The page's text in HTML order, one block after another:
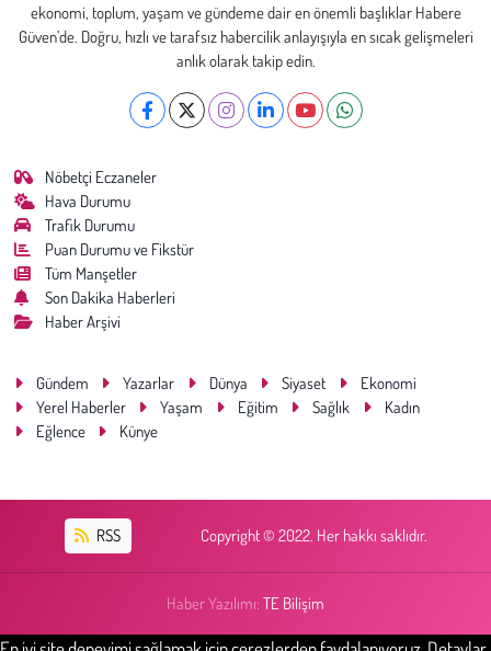
ekonomi, toplum, yaşam ve gündeme dair en önemli başlıklar Habere
Güven’de. Doğru, hızlı ve tarafsız habercilik anlayışıyla en sıcak gelişmeleri
anlık olarak takip edin.
Nöbetçi Eczaneler
Hava Durumu
Trafik Durumu
Puan Durumu ve Fikstür
Tüm Manşetler
Son Dakika Haberleri
Haber Arşivi
Gündem Yazarlar Dünya Siyaset
Ekonomi
Yerel Haberler
Yaşam Eğitim Sağlık
Kadın
Eğlence
Künye
RSS Copyright © 2022. Her hakkı saklıdır.
Haber Yazılımı: TE Bilişim